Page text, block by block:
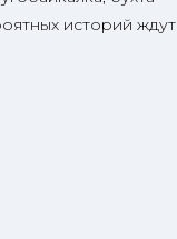
историй ждут